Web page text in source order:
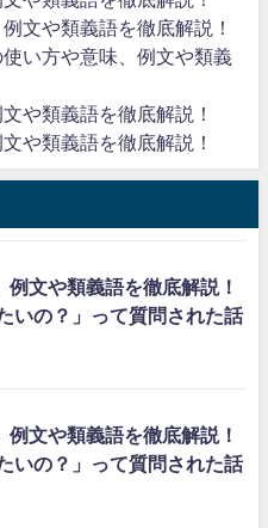
文や類義語を徹底解説！
い方や意味、例文や類義
や類義語を徹底解説！
や類義語を徹底解説！
例文や類義語を徹底解説！
いの？」って質問された話
例文や類義語を徹底解説！
いの？」って質問された話